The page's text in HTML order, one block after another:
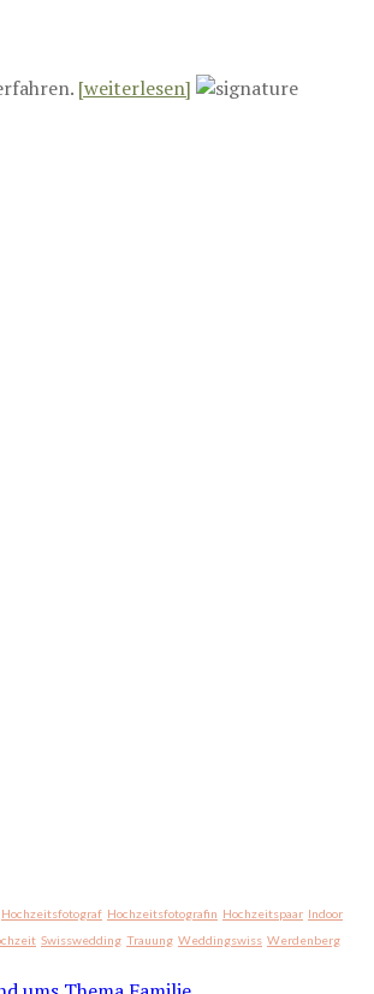
[weiterlesen]
Hochzeitsfotograf Hochzeitsfotografin Hochzeitspaar Indoor
Swisswedding Trauung Weddingswiss Werdenberg